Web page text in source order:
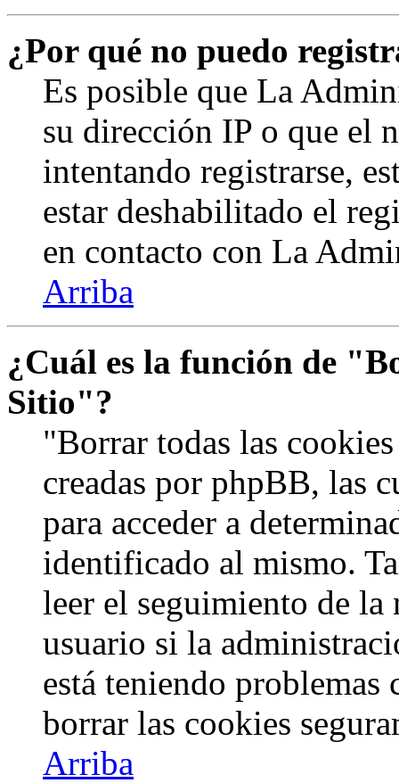
¿Por qué no puedo
Es posible que La
su dirección IP o que el
intentando registrarse,
estar deshabilitado el
en contacto con La
Arriba
¿Cuál es la función de
Sitio"?
"Borrar todas las
creadas por phpBB, las
para acceder a
identificado al mismo.
leer el seguimiento de
usuario si la
está teniendo
borrar las cookies
Arriba